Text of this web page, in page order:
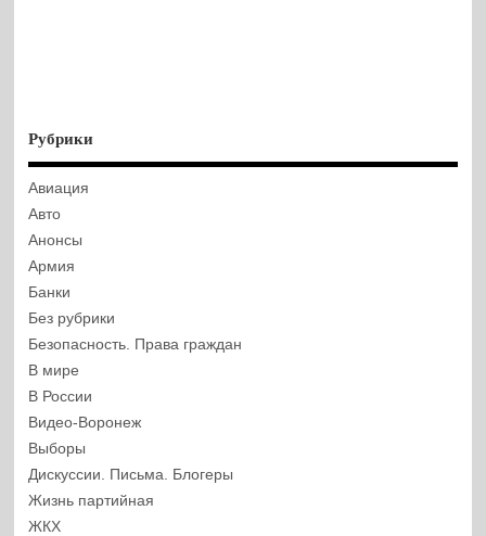
Рубрики
Авиация
Авто
Анонсы
Армия
Банки
Без рубрики
Безопасность. Права граждан
В мире
В России
Видео-Воронеж
Выборы
Дискуссии. Письма. Блогеры
Жизнь партийная
ЖКХ